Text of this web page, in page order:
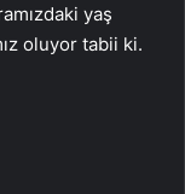
yaş
oluyor tabii ki.